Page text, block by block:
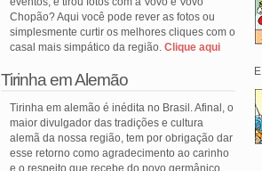
Chopão? Aqui você pode rever as fotos ou
simplesmente curtir os melhores cliques com o
casal mais simpático da região. Clique aqui
Tirinha em Alemão
Tirinha em alemão é inédita no Brasil. Afinal, o
maior divulgador das tradições e cultura
alemã da nossa região, tem por obrigação dar
esse retorno como agradecimento ao carinho
e o respeito que recebe do povo germânico.